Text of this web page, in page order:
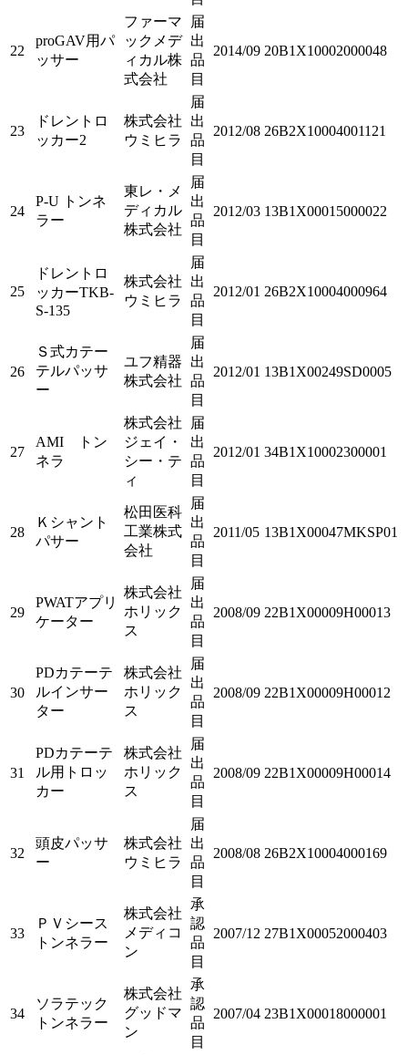
22
proGAV用パ
ッサー
ファーマ
ックメデ
ィカル株
式会社
届
出
品
目
2014/09 20B1X10002000048
23
ドレントロ
ッカー2
株式会社
ウミヒラ
届
出
品
目
2012/08 26B2X10004001121
24
P-U トンネ
ラー
東レ・メ
ディカル
株式会社
届
出
品
目
2012/03 13B1X00015000022
25
ドレントロ
ッカーTKB-
S-135
株式会社
ウミヒラ
届
出
品
目
2012/01 26B2X10004000964
26
Ｓ式カテー
テルパッサ
ー
ユフ精器
株式会社
届
出
品
目
2012/01 13B1X00249SD0005
27
AMI トン
ネラ
株式会社
ジェイ・
シー・テ
ィ
届
出
品
目
2012/01 34B1X10002300001
28
Ｋシャント
パサー
松田医科
工業株式
会社
届
出
品
目
2011/05 13B1X00047MKSP01
29
PWATアプリ
ケーター
株式会社
ホリック
ス
届
出
品
目
2008/09 22B1X00009H00013
30
PDカテーテ
ルインサー
ター
株式会社
ホリック
ス
届
出
品
目
2008/09 22B1X00009H00012
31
PDカテーテ
ル用トロッ
カー
株式会社
ホリック
ス
届
出
品
目
2008/09 22B1X00009H00014
32
頭皮パッサ
ー
株式会社
ウミヒラ
届
出
品
目
2008/08 26B2X10004000169
33
ＰＶシース
トンネラー
株式会社
メディコ
ン
承
認
品
目
2007/12 27B1X00052000403
34
ソラテック
トンネラー
株式会社
グッドマ
ン
承
認
品
目
2007/04 23B1X00018000001